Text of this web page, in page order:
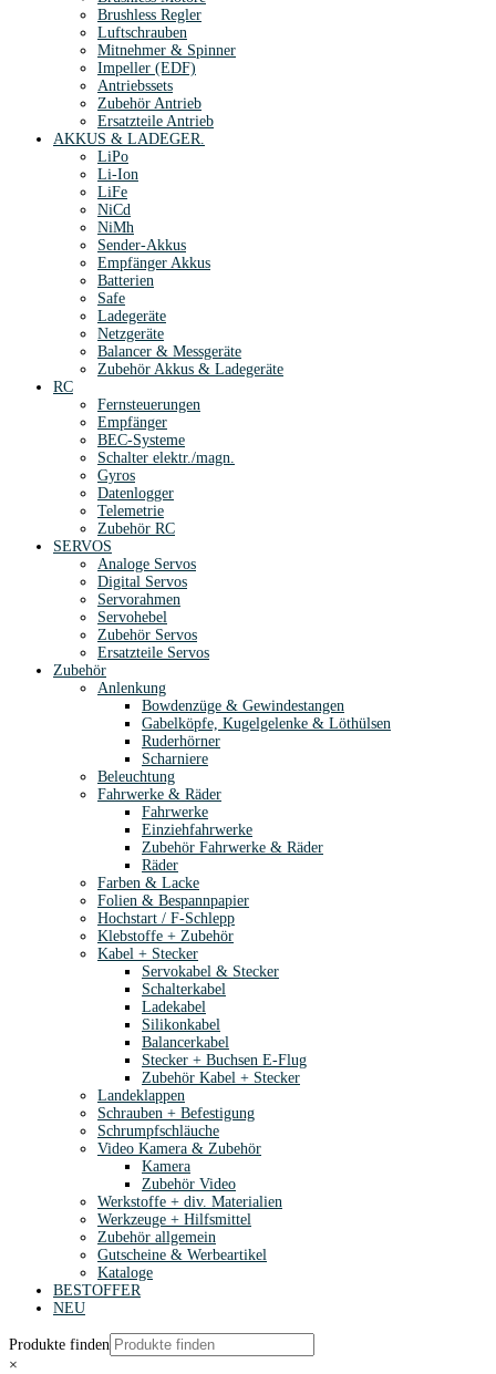
Brushless Regler
Luftschrauben
Mitnehmer & Spinner
Impeller (EDF)
Antriebssets
Zubehör Antrieb
Ersatzteile Antrieb
AKKUS & LADEGER.
LiPo
Li-Ion
LiFe
NiCd
NiMh
Sender-Akkus
Empfänger Akkus
Batterien
Safe
Ladegeräte
Netzgeräte
Balancer & Messgeräte
Zubehör Akkus & Ladegeräte
RC
Fernsteuerungen
Empfänger
BEC-Systeme
Schalter elektr./magn.
Gyros
Datenlogger
Telemetrie
Zubehör RC
SERVOS
Analoge Servos
Digital Servos
Servorahmen
Servohebel
Zubehör Servos
Ersatzteile Servos
Zubehör
Anlenkung
Bowdenzüge & Gewindestangen
Gabelköpfe, Kugelgelenke & Löthülsen
Ruderhörner
Scharniere
Beleuchtung
Fahrwerke & Räder
Fahrwerke
Einziehfahrwerke
Zubehör Fahrwerke & Räder
Räder
Farben & Lacke
Folien & Bespannpapier
Hochstart / F-Schlepp
Klebstoffe + Zubehör
Kabel + Stecker
Servokabel & Stecker
Schalterkabel
Ladekabel
Silikonkabel
Balancerkabel
Stecker + Buchsen E-Flug
Zubehör Kabel + Stecker
Landeklappen
Schrauben + Befestigung
Schrumpfschläuche
Video Kamera & Zubehör
Kamera
Zubehör Video
Werkstoffe + div. Materialien
Werkzeuge + Hilfsmittel
Zubehör allgemein
Gutscheine & Werbeartikel
Kataloge
BESTOFFER
NEU
Produkte finden
×